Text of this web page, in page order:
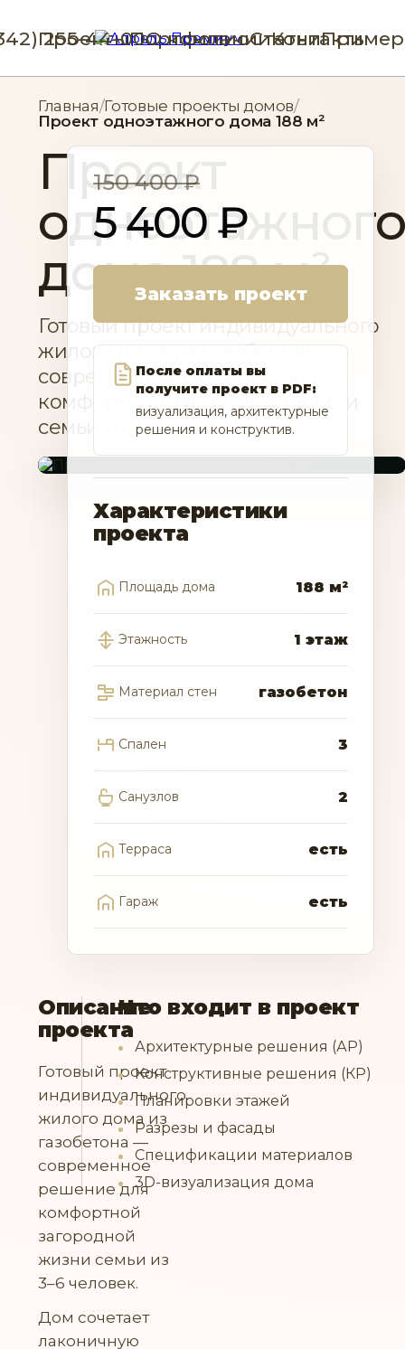
ПроектыПортфолиоСтатьиПример
255-44-00О компанииКонтакты
Главная/Готовые проекты домов/
Проект одноэтажного дома 188 м²
Проект
одноэтажного
дома 188 м²
Готовый проект индивидуального
жилого дома из газобетона —
современное решение для
комфортной загородной жизни
семьи из 3–6 человек.
150 400 ₽
5 400 ₽
Заказать проект
После оплаты вы
получите проект в PDF:
визуализация, архитектурные
решения и конструктив.
Характеристики
проекта
Площадь дома 188 м²
Этажность 1 этаж
Материал стен газобетон
Спален 3
Санузлов 2
Терраса есть
Гараж есть
Описание
проекта
Готовый проект
индивидуального
жилого дома из
газобетона —
современное
решение для
комфортной
загородной
жизни семьи из
3–6 человек.
Дом сочетает
лаконичную
Что входит в проект
Архитектурные решения (АР)
Конструктивные решения (КР)
Планировки этажей
Разрезы и фасады
Спецификации материалов
3D-визуализация дома